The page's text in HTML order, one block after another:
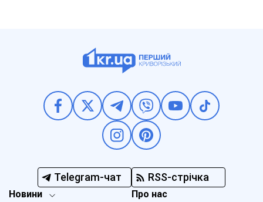
Telegram-чат RSS-стрічка
Новини Про нас